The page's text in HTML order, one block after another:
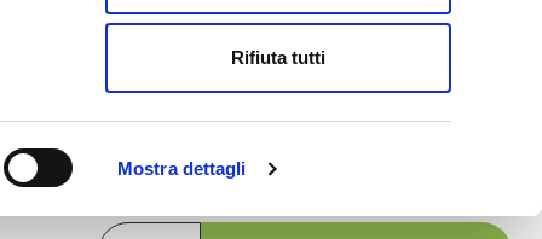
Mostra dettagli
Rifiuta tutti
15,00 €
Achetez ce produit en plusieurs fois